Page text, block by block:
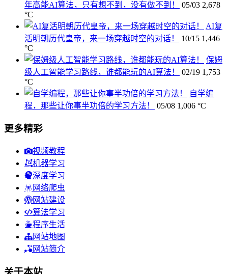
年高能AI算法，只有想不到，没有做不到！
05/03 2,678
°C
AI复
活明朝历代皇帝，来一场穿越时空的对话！
10/15 1,446
°C
保姆
级人工智能学习路线，谁都能玩的AI算法！
02/19 1,753
°C
自学编
程，那些让你事半功倍的学习方法！
05/08 1,006 °C
更多精彩
视频教程
机器学习
深度学习
网络爬虫
网站建设
算法学习
程序生活
网站地图
网站简介
关于本站